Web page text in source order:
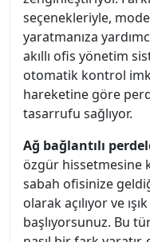
seçenekleriyle,
yaratmanıza
akıllı ofis yönetim
otomatik kontrol
hareketine göre
tasarrufu sağlıyor.
Ağ bağlantılı
özgür hissetmesine
sabah ofisinize
olarak açılıyor ve
başlıyorsunuz. Bu